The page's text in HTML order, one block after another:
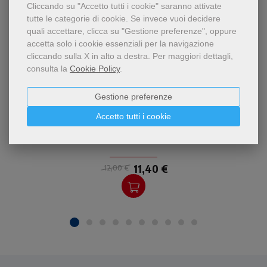
Cliccando su "Accetto tutti i cookie" saranno attivate
tutte le categorie di cookie. Se invece vuoi decidere
quali accettare, clicca su "Gestione preferenze", oppure
accetta solo i cookie essenziali per la navigazione
cliccando sulla X in alto a destra. Per maggiori dettagli,
consulta la Cookie Policy.
Accetto tutti i cookie
Gestione preferenze
- 5%
Esercizi spirituali dell'antica
tradizione benedettina:
brani biblici, arricchiti con la
proposta di semplici rituali
quotidiani... per imparare a
diventare quello che siamo.
Isole nel quotidiano
12,00 € 11,40 €